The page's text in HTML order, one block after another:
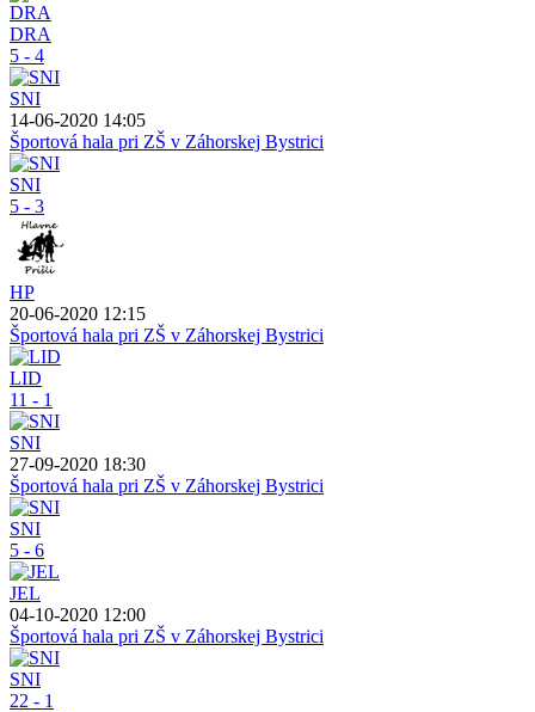
DRA
5 - 4
SNI
14-06-2020 14:05
Športová hala pri ZŠ v Záhorskej Bystrici
SNI
5 - 3
HP
20-06-2020 12:15
Športová hala pri ZŠ v Záhorskej Bystrici
LID
11 - 1
SNI
27-09-2020 18:30
Športová hala pri ZŠ v Záhorskej Bystrici
SNI
5 - 6
JEL
04-10-2020 12:00
Športová hala pri ZŠ v Záhorskej Bystrici
SNI
22 - 1